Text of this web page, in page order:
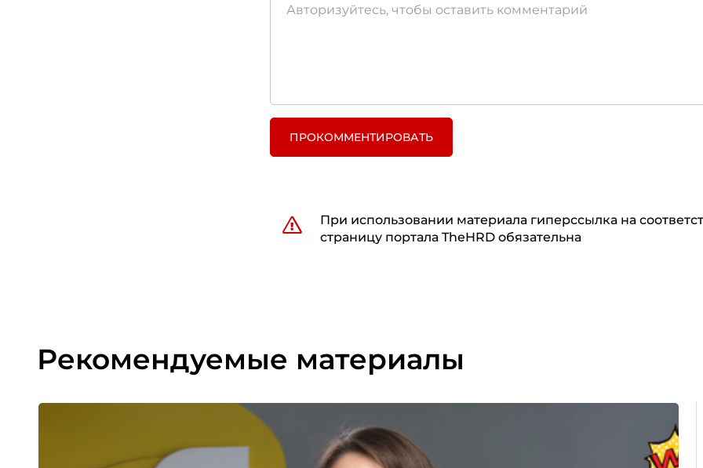
ПРОКОММЕНТИРОВАТЬ
При использовании материала гиперссылка на
страницу портала TheHRD обязательна
Рекомендуемые материалы